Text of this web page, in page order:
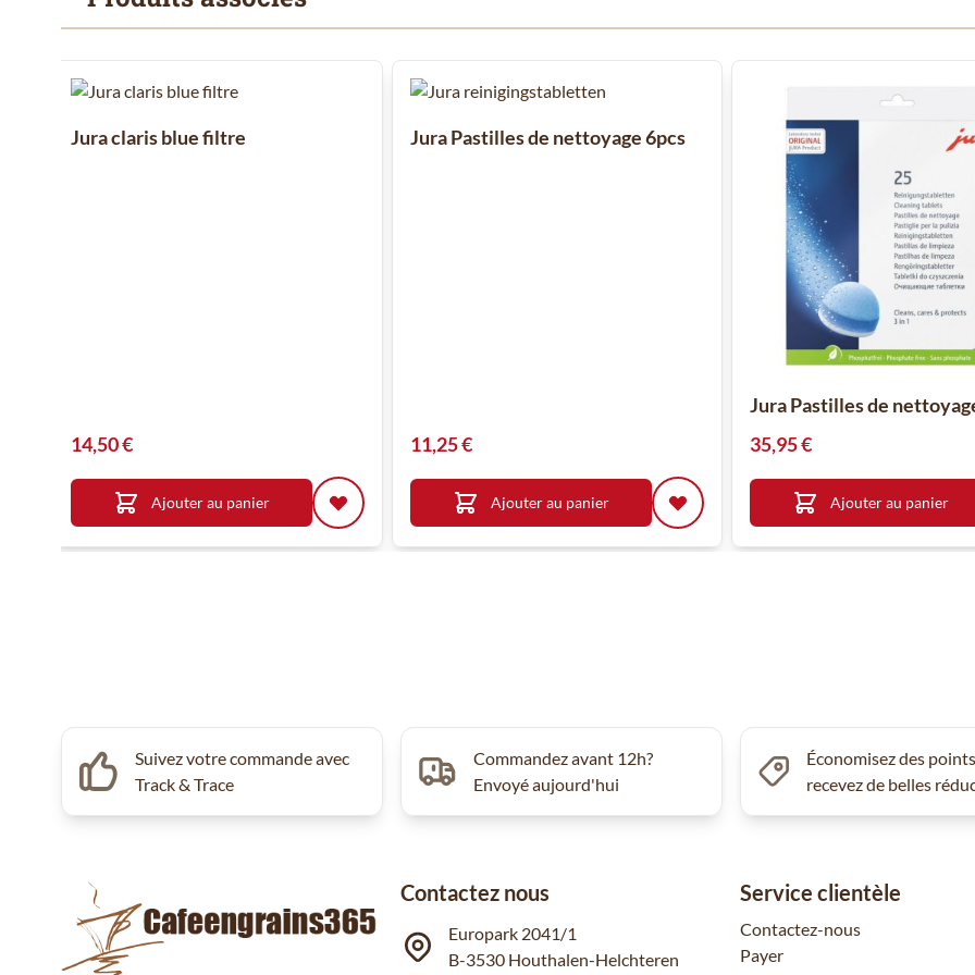
Il est possible de naviguer entre les éléments du carrousel à l'aide de la touche de tabulation. Vous pouvez sauter le
Cliquer pour passer le carrousel
Jura claris blue filtre
14,50 €
Ajouter au panier
Jura Pastilles de nettoyage 6pcs
11,25 €
Ajouter au panier
Jura Pastilles de
35,95 €
Ajouter au panier
Suivez votre commande avec
Track & Trace
Commandez avant 12h?
Envoyé aujourd'hui
Économisez des
recevez de belles
Contactez nous
Europark 2041/1
B-3530 Houthalen-Helchteren
Service clientèle
Contactez-nous
Payer